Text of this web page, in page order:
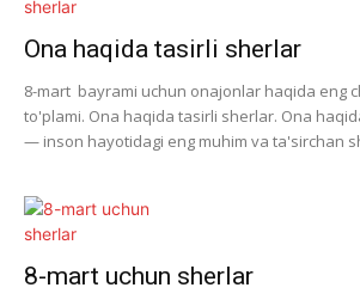
Ona haqida tasirli sherlar
8-mart bayrami uchun onajonlar haqida eng
to'plami. Ona haqida tasirli sherlar. Ona
— inson hayotidagi eng muhim va ta'sirchan
8-mart uchun sherlar